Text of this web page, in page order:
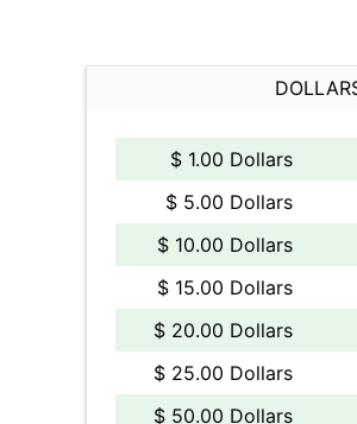
$ 1.00 Dollars
$ 5.00 Dollars
$ 10.00 Dollars
$ 15.00 Dollars
$ 20.00 Dollars
$ 25.00 Dollars
$ 50.00 Dollars